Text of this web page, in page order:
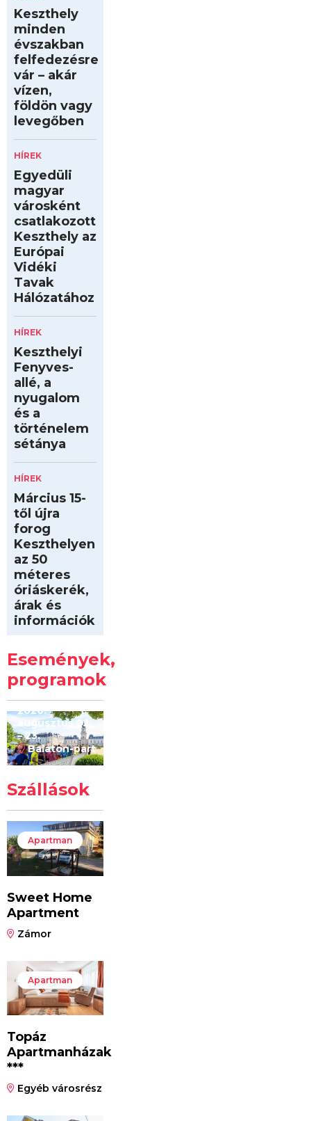
Keszthely
minden
évszakban
felfedezésre
vár – akár
vízen,
földön vagy
levegőben
HÍREK
Egyedüli
magyar
városként
csatlakozott
Keszthely az
Európai
Vidéki
Tavak
Hálózatához
HÍREK
Keszthelyi
Fenyves-
allé, a
nyugalom
és a
történelem
sétánya
HÍREK
Március 15-
től újra
forog
Keszthelyen
az 50
méteres
óriáskerék,
árak és
információk
Események,
programok
Kilóméterek
2026
2026.
augusztus 22
– 23.
Balaton-part
Szállások
Apartman
Sweet Home
Apartment
Zámor
Apartman
Topáz
Apartmanházak
***
Egyéb városrész